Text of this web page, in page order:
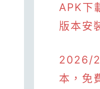
APK下
版本安
2026/
本，免